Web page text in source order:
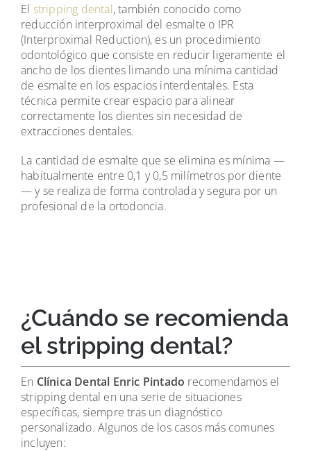
El stripping dental, también conocido como
reducción interproximal del esmalte o IPR
(Interproximal Reduction), es un procedimiento
odontológico que consiste en reducir ligeramente el
ancho de los dientes limando una mínima cantidad
de esmalte en los espacios interdentales. Esta
técnica permite crear espacio para alinear
correctamente los dientes sin necesidad de
extracciones dentales.
La cantidad de esmalte que se elimina es mínima —
habitualmente entre 0,1 y 0,5 milímetros por diente
— y se realiza de forma controlada y segura por un
profesional de la ortodoncia.
¿Cuándo se recomienda
el stripping dental?
En Clínica Dental Enric Pintado recomendamos el
stripping dental en una serie de situaciones
específicas, siempre tras un diagnóstico
personalizado. Algunos de los casos más comunes
incluyen: